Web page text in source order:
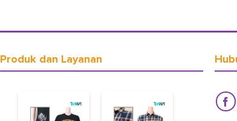
Produk dan Layanan